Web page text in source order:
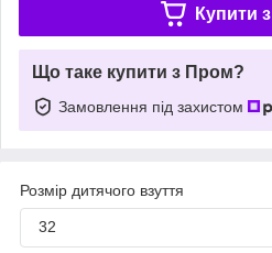
Купити з
Що таке купити з Пром?
Замовлення під захистом
Розмір дитячого взуття
32